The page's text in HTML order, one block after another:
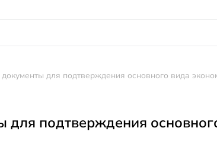
для подтверждения основного вида
подтверждения